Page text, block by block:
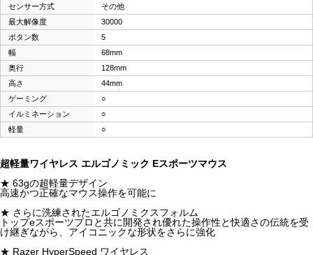
センサー方式
その他
最大解像度
30000
ボタン数
5
幅
68mm
奥行
128mm
高さ
44mm
ゲーミング
○
イルミネーション
○
軽量
○
超軽量ワイヤレス エルゴノミック Eスポーツマウス
★ 63gの超軽量デザイン
高速かつ正確なマウス操作を可能に
★ さらに洗練されたエルゴノミクスフォルム
トップeスポーツプロと共に開発され優れた操作性と快適さの伝統を受
け継ぎながら、アイコニックな形状をさらに強化
★ Razer HyperSpeed ワイヤレス